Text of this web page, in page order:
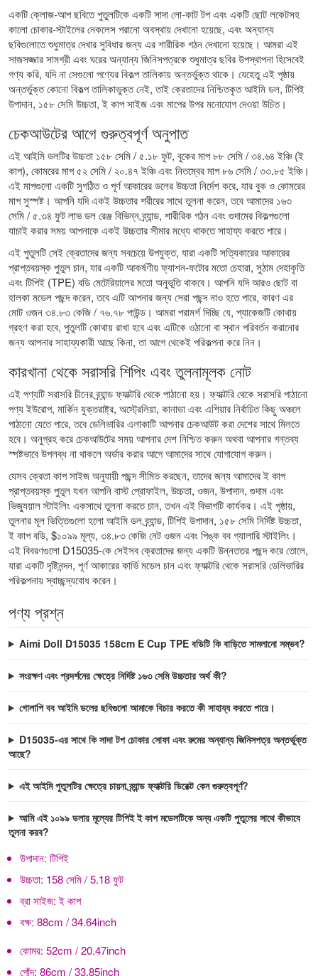
একটি ক্লোজ-আপ ছবিতে পুতুলটিকে একটি সাদা লো-কাট টপ এবং একটি ছোট লকেটসহ
কালো চোকার-স্টাইলের নেকলেস পরানো অবস্থায় দেখানো হয়েছে, এবং অন্যান্য
ছবিগুলোতে শুধুমাত্র দেখার সুবিধার জন্য এর শারীরিক গঠন দেখানো হয়েছে। আমরা এই
সাজসজ্জার সামগ্রী এবং ঘরের অন্যান্য জিনিসপত্রকে শুধুমাত্র ছবির উপস্থাপনা হিসেবেই
গণ্য করি, যদি না সেগুলো পণ্যের বিকল্প তালিকায় অন্তর্ভুক্ত থাকে। যেহেতু এই পৃষ্ঠায়
অন্তর্ভুক্ত কোনো বিকল্প তালিকাভুক্ত নেই, তাই ক্রেতাদের নিশ্চিতকৃত আইমি ডল, টিপিই
উপাদান, ১৫৮ সেমি উচ্চতা, ই কাপ সাইজ এবং মাপের উপর মনোযোগ দেওয়া উচিত।
চেকআউটের আগে গুরুত্বপূর্ণ অনুপাত
এই আইমি ডলটির উচ্চতা ১৫৮ সেমি / ৫.১৮ ফুট, বুকের মাপ ৮৮ সেমি / ৩৪.৬৪ ইঞ্চি (ই
কাপ), কোমরের মাপ ৫২ সেমি / ২০.৪৭ ইঞ্চি এবং নিতম্বের মাপ ৮৬ সেমি / ৩৩.৮৫ ইঞ্চি।
এই মাপগুলো একটি সুগঠিত ও পূর্ণ আকারের ডলের উচ্চতা নির্দেশ করে, যার বুক ও কোমরের
মাপ সুস্পষ্ট। আপনি যদি একই উচ্চতার শরীরের সাথে তুলনা করেন, তবে আমাদের ১৬৩
সেমি / ৫.৩৪ ফুট লাভ ডল রেঞ্জ বিভিন্ন ব্র্যান্ড, শারীরিক গঠন এবং গুদামের বিকল্পগুলো
যাচাই করার সময় আপনাকে একই উচ্চতার সীমার মধ্যে থাকতে সাহায্য করতে পারে।
এই পুতুলটি সেই ক্রেতাদের জন্য সবচেয়ে উপযুক্ত, যারা একটি সত্যিকারের আকারের
প্রাপ্তবয়স্ক পুতুল চান, যার একটি আকর্ষণীয় ফ্যাশন-ফটোর মতো চেহারা, সুঠাম দেহাকৃতি
এবং টিপিই (TPE) বডি মেটেরিয়ালের মতো অনুভূতি থাকবে। আপনি যদি আরও ছোট বা
হালকা মডেল পছন্দ করেন, তবে এটি আপনার জন্য সেরা পছন্দ নাও হতে পারে, কারণ এর
মোট ওজন ৩৪.৮৩ কেজি / ৭৬.৭৮ পাউন্ড। আমরা পরামর্শ দিচ্ছি যে, প্যাকেজটি কোথায়
গ্রহণ করা হবে, পুতুলটি কোথায় রাখা হবে এবং এটিকে ওঠানো বা স্থান পরিবর্তন করানোর
জন্য আপনার সাহায্যকারী আছে কিনা, তা আগে থেকেই পরিকল্পনা করে নিন।
কারখানা থেকে সরাসরি শিপিং এবং তুলনামূলক নোট
এই পণ্যটি সরাসরি চীনের ব্র্যান্ড ফ্যাক্টরি থেকে পাঠানো হয়। ফ্যাক্টরি থেকে সরাসরি পাঠানো
পণ্য ইউরোপ, মার্কিন যুক্তরাষ্ট্র, অস্ট্রেলিয়া, কানাডা এবং এশিয়ার নির্বাচিত কিছু অঞ্চলে
পাঠানো যেতে পারে, তবে ডেলিভারির এলাকাটি আপনার চেকআউট করা দেশের সাথে মিলতে
হবে। অনুগ্রহ করে চেকআউটের সময় আপনার দেশ নিশ্চিত করুন অথবা আপনার গন্তব্য
স্পষ্টভাবে উপলব্ধ না থাকলে অর্ডার করার আগে আমাদের সাথে যোগাযোগ করুন।
যেসব ক্রেতা কাপ সাইজ অনুযায়ী পছন্দ সীমিত করছেন, তাদের জন্য আমাদেরই কাপ
প্রাপ্তবয়স্ক পুতুলযখন আপনি বাস্ট প্রোফাইল, উচ্চতা, ওজন, উপাদান, গুদাম এবং
ভিজ্যুয়াল স্টাইলিং একসাথে তুলনা করতে চান, তখন এই বিভাগটি কার্যকর। এই পৃষ্ঠায়,
তুলনার মূল ভিত্তিগুলো হলো আইমি ডল ব্র্যান্ড, টিপিই উপাদান, ১৫৮ সেমি নির্দিষ্ট উচ্চতা,
ই কাপ বডি, $১০৯৯ মূল্য, ৩৪.৮৩ কেজি নেট ওজন এবং পিঙ্ক বব গ্যালারি স্টাইলিং।
এই বিবরণগুলো D15035-কে সেইসব ক্রেতাদের জন্য একটি উন্নততর পছন্দ করে তোলে,
যারা একটি দৃষ্টিনন্দন, পূর্ণ আকারের কার্ভি মডেল চান এবং ফ্যাক্টরি থেকে সরাসরি ডেলিভারির
পরিকল্পনায় স্বাচ্ছন্দ্যবোধ করেন।
পণ্য প্রশ্ন
Aimi Doll D15035 158cm E Cup TPE বডিটি কি বাড়িতে সামলানো সম্ভব?
সংরক্ষণ এবং প্রদর্শনের ক্ষেত্রে নির্দিষ্ট ১৬৩ সেমি উচ্চতার অর্থ কী?
গোলাপি বব আইমি ডলের ছবিগুলো আমাকে বিচার করতে কী সাহায্য করতে পারে।
D15035-এর সাথে কি সাদা টপ চোকার সোফা এবং রুমের অন্যান্য জিনিসপত্র অন্তর্ভুক্ত
আছে?
এই আইমি পুতুলটির ক্ষেত্রে চায়না ব্র্যান্ড ফ্যাক্টরি ডিরেক্ট কেন গুরুত্বপূর্ণ?
আমি এই ১০৯৯ ডলার মূল্যের টিপিই ই কাপ মডেলটিকে অন্য একটি পুতুলের সাথে কীভাবে
তুলনা করব?
উপাদান: টিপিই
উচ্চতা: 158 সেমি / 5.18 ফুট
ব্রা সাইজ:ই কাপ
বক্ষ: 88cm / 34.64inch
কোমর: 52cm / 20.47inch
পোঁদ: 86cm / 33.85inch